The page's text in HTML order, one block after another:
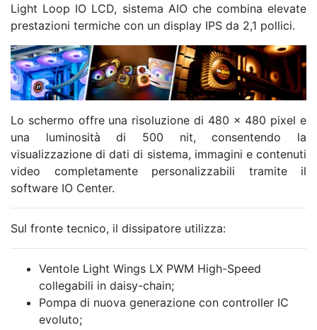
Light Loop IO LCD, sistema AIO che combina elevate
prestazioni termiche con un display IPS da 2,1 pollici.
Lo schermo offre una risoluzione di 480 x 480 pixel e
una luminosità di 500 nit, consentendo la
visualizzazione di dati di sistema, immagini e contenuti
video completamente personalizzabili tramite il
software IO Center.
Sul fronte tecnico, il dissipatore utilizza:
Ventole Light Wings LX PWM High-Speed
collegabili in daisy-chain;
Pompa di nuova generazione con controller IC
evoluto;